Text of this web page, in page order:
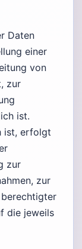
Daten
einer
von
zur
ist.
ist, erfolgt
zur
zur
die jeweils